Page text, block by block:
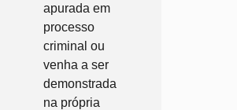
apurada em
processo
criminal ou
venha a ser
demonstrada
na própria